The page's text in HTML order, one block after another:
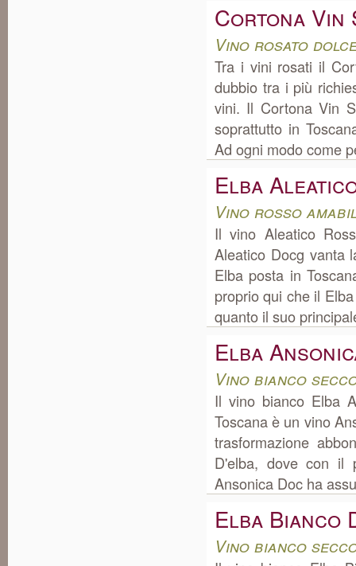
Cortona Vin
Vino rosato
Tra i vini rosati il
dubbio tra i più
vini. Il Cortona Vin
soprattutto in
Ad ogni modo come
Elba
Vino rosso
Il vino Aleatico
Aleatico Docg vanta
Elba posta in
proprio qui che il
quanto il suo
Elba
Vino bianco
Il vino bianco Elba
Toscana è un vino
trasformazione
D'elba, dove con il
Ansonica Doc ha
Elba Bianco
Vino bianco